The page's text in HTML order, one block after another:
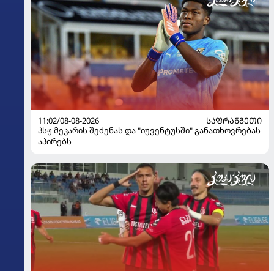
11:02/08-08-2026
ᲡᲐᲤᲠᲐᲜᲒᲔᲗᲘ
პსჟ მეკარის შეძენას და "იუვენტუსში" განათხოვრებას
აპირებს